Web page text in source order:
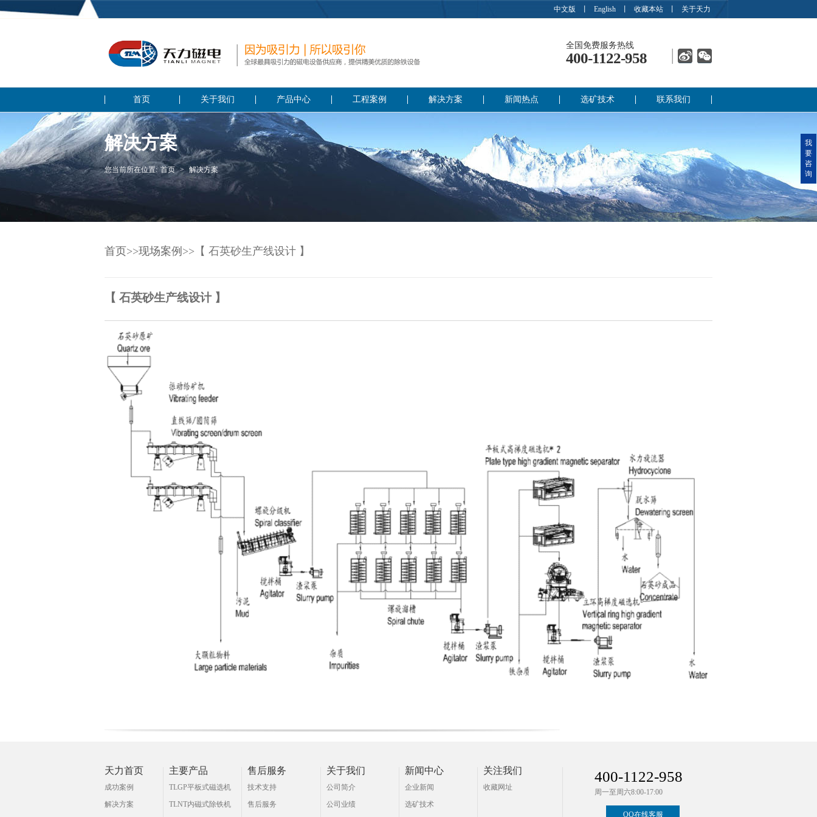
中文版 English 收藏本站 关于天力
全国免费服务热线
400-1122-958
首页 关于我们 产品中心 工程案例 解决方案 新闻热点 选矿技术 联系我们
解决方案
您当前所在位置: 首页 > 解决方案
首页>>现场案例 >>【 石英砂生产线设计 】
【 石英砂生产线设计 】
天力首页
成功案例
解决方案
主要产品
TLGP平板式磁选机
TLNT内磁式除铁机
售后服务
技术支持
售后服务
关于我们
公司简介
公司业绩
新闻中心
企业新闻
选矿技术
关注我们
收藏网址
400-1122-958
周一至周六8:00-17:00
QQ在线客服
我
要
咨
询